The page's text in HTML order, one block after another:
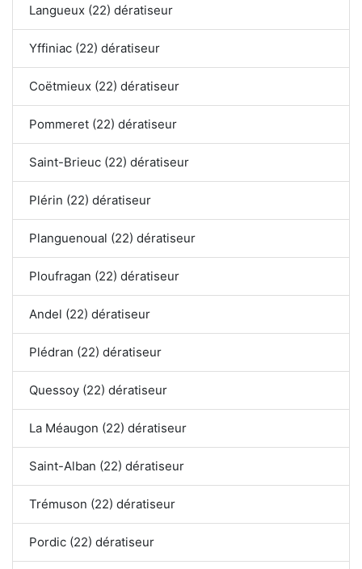
Langueux (22) dératiseur
Yffiniac (22) dératiseur
Coëtmieux (22) dératiseur
Pommeret (22) dératiseur
Saint-Brieuc (22) dératiseur
Plérin (22) dératiseur
Planguenoual (22) dératiseur
Ploufragan (22) dératiseur
Andel (22) dératiseur
Plédran (22) dératiseur
Quessoy (22) dératiseur
La Méaugon (22) dératiseur
Saint-Alban (22) dératiseur
Trémuson (22) dératiseur
Pordic (22) dératiseur